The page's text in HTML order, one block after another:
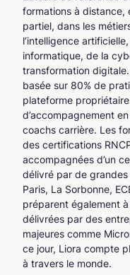
formations à distance,
partiel, dans les
l’intelligence
informatique, de la
transformation
basée sur 80% de
plateforme
d’accompagnement
coachs carrière. Les
des certifications
accompagnées d’un
délivré par de
Paris, La Sorbonne,
préparent également
délivrées par des
majeures comme
ce jour, Liora compte
à travers le monde.